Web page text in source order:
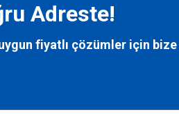
Adreste!
fiyatlı çözümler için bize